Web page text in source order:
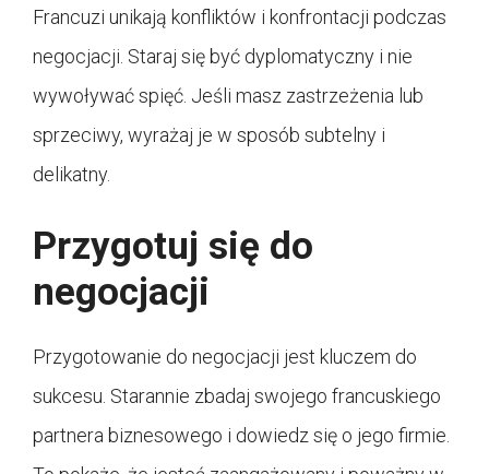
Francuzi unikają konfliktów i konfrontacji podczas
negocjacji. Staraj się być dyplomatyczny i nie
wywoływać spięć. Jeśli masz zastrzeżenia lub
sprzeciwy, wyrażaj je w sposób subtelny i
delikatny.
Przygotuj się do
negocjacji
Przygotowanie do negocjacji jest kluczem do
sukcesu. Starannie zbadaj swojego francuskiego
partnera biznesowego i dowiedz się o jego firmie.